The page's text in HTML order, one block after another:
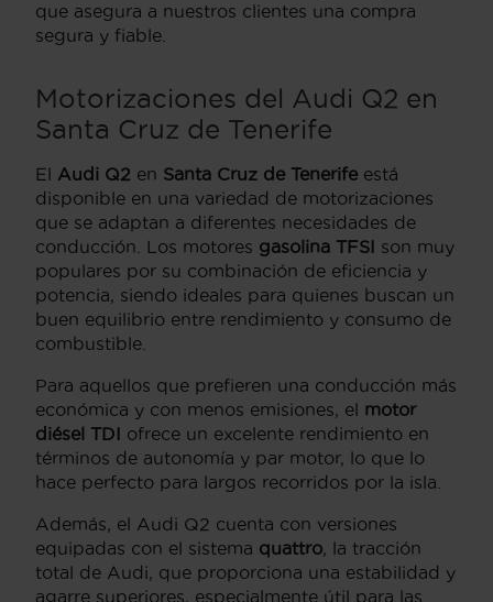
que asegura a nuestros clientes una compra
segura y fiable.
Motorizaciones del Audi Q2 en
Santa Cruz de Tenerife
El Audi Q2 en Santa Cruz de Tenerife está
disponible en una variedad de motorizaciones
que se adaptan a diferentes necesidades de
conducción. Los motores gasolina TFSI son muy
populares por su combinación de eficiencia y
potencia, siendo ideales para quienes buscan un
buen equilibrio entre rendimiento y consumo de
combustible.
Para aquellos que prefieren una conducción más
económica y con menos emisiones, el motor
diésel TDI ofrece un excelente rendimiento en
términos de autonomía y par motor, lo que lo
hace perfecto para largos recorridos por la isla.
Además, el Audi Q2 cuenta con versiones
equipadas con el sistema quattro, la tracción
total de Audi, que proporciona una estabilidad y
agarre superiores, especialmente útil para las